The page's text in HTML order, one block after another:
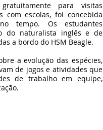
para visitas
com escolas, foi concebida
tempo. Os estudantes
do naturalista inglês e de
a bordo do HSM Beagle.
a evolução das espécies,
de jogos e atividades que
de trabalho em equipe,